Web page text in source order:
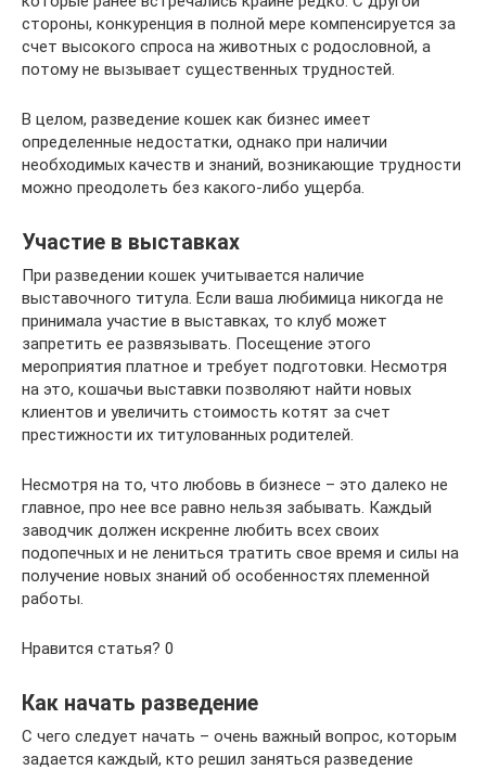
стороны, конкуренция в полной мере компенсируется за
счет высокого спроса на животных с родословной, а
потому не вызывает существенных трудностей.
В целом, разведение кошек как бизнес имеет
определенные недостатки, однако при наличии
необходимых качеств и знаний, возникающие трудности
можно преодолеть без какого-либо ущерба.
Участие в выставках
При разведении кошек учитывается наличие
выставочного титула. Если ваша любимица никогда не
принимала участие в выставках, то клуб может
запретить ее развязывать. Посещение этого
мероприятия платное и требует подготовки. Несмотря
на это, кошачьи выставки позволяют найти новых
клиентов и увеличить стоимость котят за счет
престижности их титулованных родителей.
Несмотря на то, что любовь в бизнесе – это далеко не
главное, про нее все равно нельзя забывать. Каждый
заводчик должен искренне любить всех своих
подопечных и не лениться тратить свое время и силы на
получение новых знаний об особенностях племенной
работы.
Нравится статья? 0
Как начать разведение
С чего следует начать – очень важный вопрос, которым
задается каждый, кто решил заняться разведение